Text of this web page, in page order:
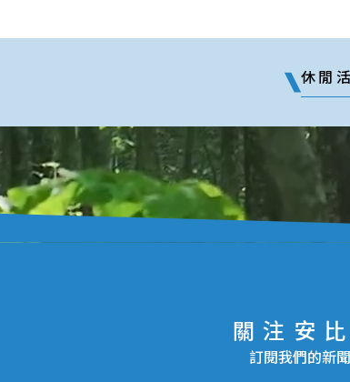
休閒
關注安
訂閱我們的新